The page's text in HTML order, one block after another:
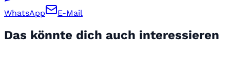
WhatsApp E-Mail
Das könnte dich auch interessieren